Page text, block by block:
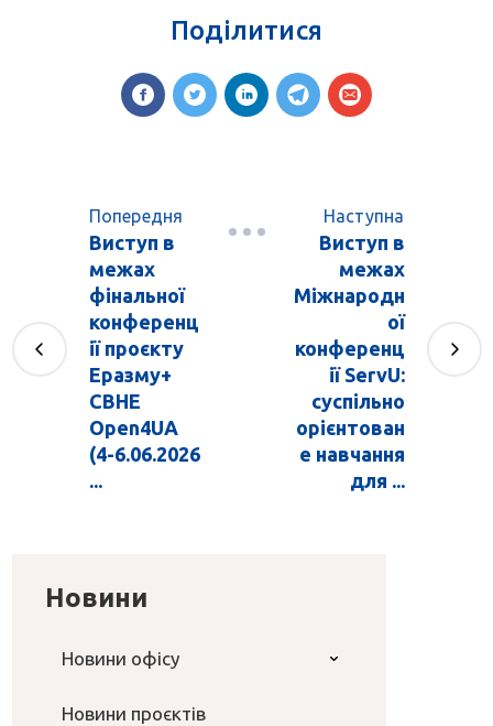
Поділитися
Попередня
Виступ в
межах
фінальної
конференц
ії проєкту
Еразму+
CBHE
Open4UA
(4-6.06.2026
...
Наступна
Виступ в
межах
Міжнародн
ої
конференц
ії ServU:
суспільно
орієнтован
е навчання
для ...
Новини
Новини офісу
Новини проєктів